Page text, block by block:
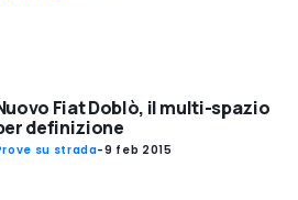
Fiat Doblò, il multi-spazio
definizione
su strada-9 feb 2015